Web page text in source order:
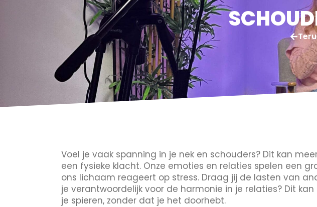
Voel je vaak spanning in je nek en schouders? Dit kan
een fysieke klacht. Onze emoties en relaties spelen een
ons lichaam reageert op stress. Draag jij de lasten van
je verantwoordelijk voor de harmonie in je relaties? Dit
je spieren, zonder dat je het doorhebt.